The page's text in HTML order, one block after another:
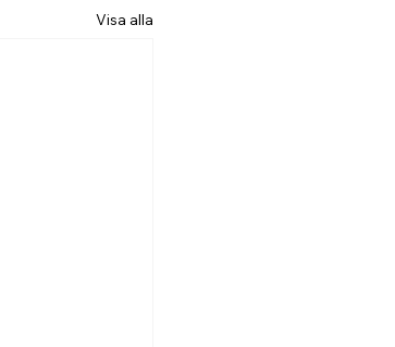
Visa alla